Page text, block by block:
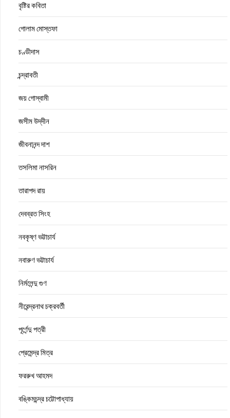
বৃষ্টির কবিতা
গোলাম মোস্তফা
চণ্ডীদাস
চন্দ্রাবতী
জয় গোস্বামী
জসীম উদ্‌দীন
জীবনানন্দ দাশ
তসলিমা নাসরিন
তারাপদ রায়
দেবব্রত সিংহ
নবকৃষ্ণ ভট্টাচার্য
নবারুণ ভট্টাচার্য
নির্মলেন্দু গুণ
নীরেন্দ্রনাথ চক্রবর্তী
পূর্ণেন্দু পত্রী
প্রেমেন্দ্র মিত্র
ফররুখ আহমদ
বঙ্কিমচন্দ্র চট্টোপাধ্যায়